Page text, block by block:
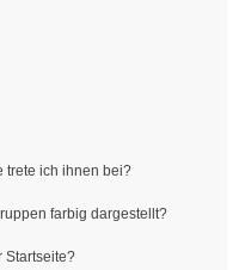
trete ich ihnen bei?
farbig dargestellt?
Startseite?